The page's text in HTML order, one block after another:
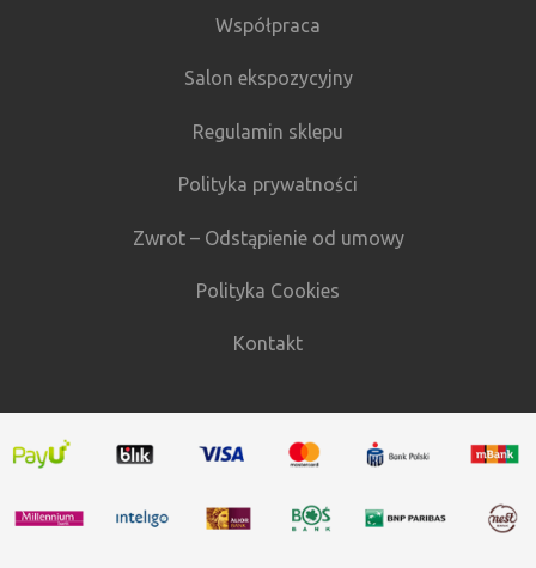
Współpraca
Salon ekspozycyjny
Regulamin sklepu
Polityka prywatności
Zwrot – Odstąpienie od umowy
Polityka Cookies
Kontakt